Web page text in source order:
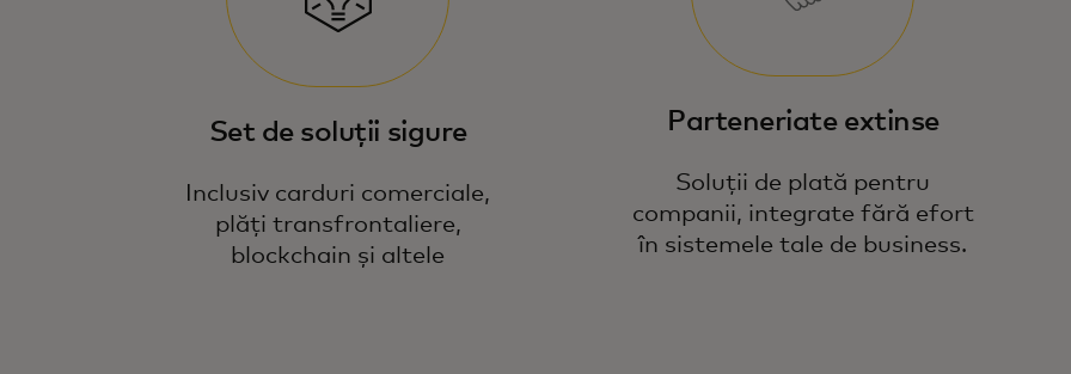
Set de soluții sigure
Inclusiv carduri comerciale,
plăți transfrontaliere,
blockchain și altele
Parteneriate extinse
Soluții de plată pentru
companii, integrate fără efort
în sistemele tale de business.